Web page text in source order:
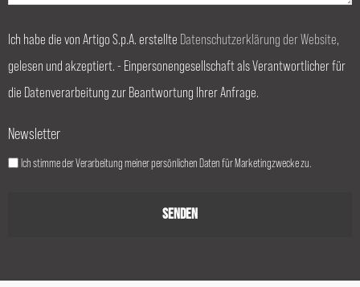
Ich habe die von Artigo S.p.A. erstellte Datenschutzerklärung der Website,
gelesen und akzeptiert. - Einpersonengesellschaft als Verantwortlicher für
die Datenverarbeitung zur Beantwortung Ihrer Anfrage.
Newsletter
Ich stimme der Verarbeitung meiner persönlichen Daten für Marketingzwecke zu.